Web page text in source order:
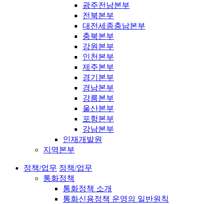
광주전남본부
전북본부
대전세종충남본부
충북본부
강원본부
인천본부
제주본부
경기본부
경남본부
강릉본부
울산본부
포항본부
강남본부
인재개발원
지역본부
정책/업무 정책/업무
통화정책
통화정책 소개
통화신용정책 운영의 일반원칙